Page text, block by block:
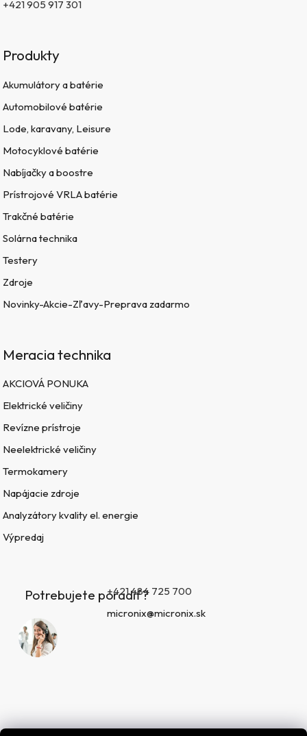
+421 905 917 301
Produkty
Akumulátory a batérie
Automobilové batérie
Lode, karavany, Leisure
Motocyklové batérie
Nabíjačky a boostre
Prístrojové VRLA batérie
Trakčné batérie
Solárna technika
Testery
Zdroje
Novinky-Akcie-Zľavy-Preprava zadarmo
Meracia technika
AKCIOVÁ PONUKA
Elektrické veličiny
Revízne prístroje
Neelektrické veličiny
Termokamery
Napájacie zdroje
Analyzátory kvality el. energie
Výpredaj
Potrebujete poradiť?+421 484 725 700
micronix@micronix.sk